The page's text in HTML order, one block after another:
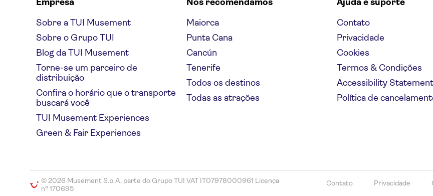
Empresa
Sobre a TUI Musement
Sobre o Grupo TUI
Blog da TUI Musement
Torne-se um parceiro de
distribuição
Confira o horário que o transporte
buscará você
TUI Musement Experiences
Green & Fair Experiences
Nós recomendamos
Maiorca
Punta Cana
Cancún
Tenerife
Todos os destinos
Todas as atrações
Ajuda e suporte
Contato
Privacidade
Cookies
Termos & Condições
Accessibility Statement
Política de
© 2026 Musement S.p.A, parte do Grupo TUI VAT IT07978000961 Licença
nº 170695
Contato Privacidade